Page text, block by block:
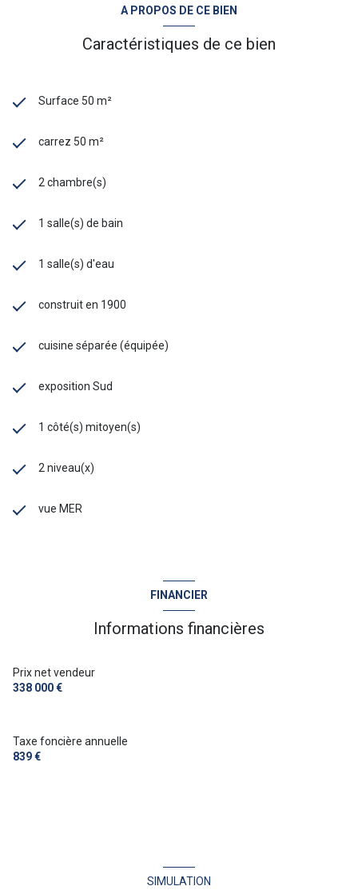
A PROPOS DE CE BIEN
Caractéristiques de ce bien
Surface 50 m²
carrez 50 m²
2 chambre(s)
1 salle(s) de bain
1 salle(s) d'eau
construit en 1900
cuisine séparée (équipée)
exposition Sud
1 côté(s) mitoyen(s)
2 niveau(x)
vue MER
FINANCIER
Informations financières
Prix net vendeur
338 000 €
Taxe foncière annuelle
839 €
SIMULATION